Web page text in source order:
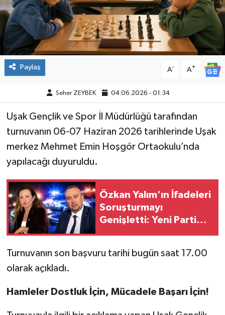
Paylaş A- A+
Seher ZEYBEK 04.06.2026 - 01:34
Uşak Gençlik ve Spor İl Müdürlüğü tarafından
turnuvanın 06-07 Haziran 2026 tarihlerinde Uşak
merkez Mehmet Emin Hoşgör Ortaokulu’nda
yapılacağı duyuruldu.
Özkan Yalım'ın İfadeleri
Soruşturmayı
Genişletti: Yeni Parti
Turnuvanın son başvuru tarihi bugün saat 17.00
olarak açıkladı.
Hamleler Dostluk İçin, Mücadele Başarı İçin!